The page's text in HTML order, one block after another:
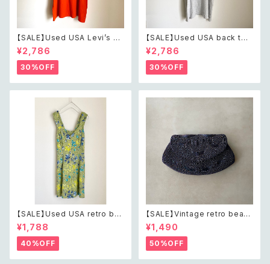
【SALE】Used USA Levi’s su
nrise design orange t shirt
レトロ アメリカ ユーズド 古着
リーバイス サンライズ デザイン
オレンジ Tシャツ XXL
¥2,786
30%OFF
【SALE】Used USA back to t
he 80s car design t shirt レ
トロ アメリカ ユーズド 古着 カ
ーデザイン ライトグレー Tシャ
ツ XXL
¥2,786
30%OFF
【SALE】Used USA retro bot
anical flower salopette sh
ort pants レトロ アメリカ ユー
ズド 古着 ライトグリーン ボタニ
カル フラワー サロペット ショー
トパンツ
¥1,788
40%OFF
【SALE】Vintage retro bead
s embroidery navy blue po
uch レトロ ヴィンテージ ホワイ
ト ビーズ刺繍 ネイビー 紺色 ポ
ーチ
¥1,490
50%OFF